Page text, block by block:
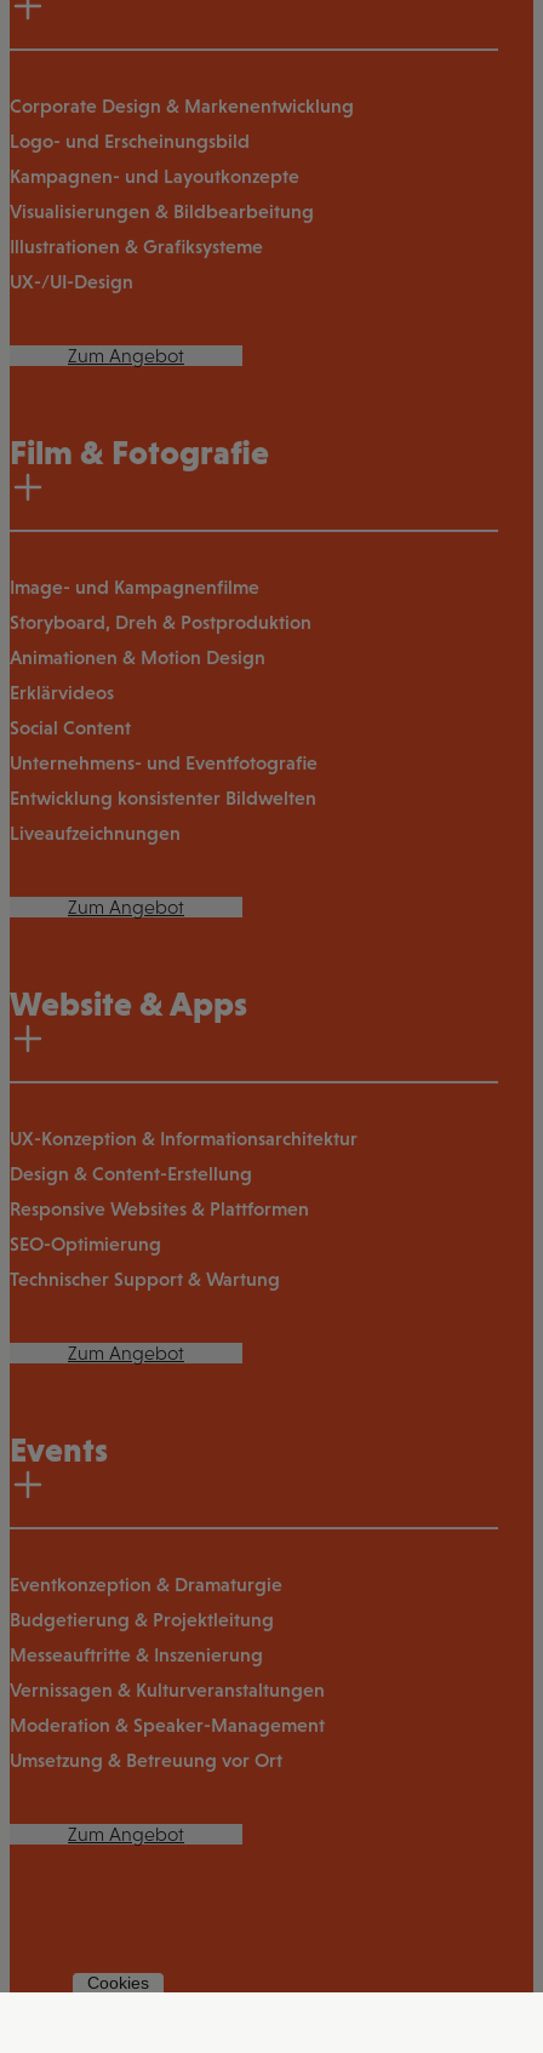
Corporate Design & Markenentwicklung
Logo- und Erscheinungsbild
Kampagnen- und Layoutkonzepte
Visualisierungen & Bildbearbeitung
Illustrationen & Grafiksysteme
UX-/UI-Design
Zum Angebot
Film & Fotografie
Image- und Kampagnenfilme
Storyboard, Dreh & Postproduktion
Animationen & Motion Design
Erklärvideos
Social Content
Unternehmens- und Eventfotografie
Entwicklung konsistenter Bildwelten
Liveaufzeichnungen
Zum Angebot
Website & Apps
UX-Konzeption & Informationsarchitektur
Design & Content-Erstellung
Responsive Websites & Plattformen
SEO-Optimierung
Technischer Support & Wartung
Zum Angebot
Events
Eventkonzeption & Dramaturgie
Budgetierung & Projektleitung
Messeauftritte & Inszenierung
Vernissagen & Kulturveranstaltungen
Moderation & Speaker-Management
Umsetzung & Betreuung vor Ort
Zum Angebot
Cookies